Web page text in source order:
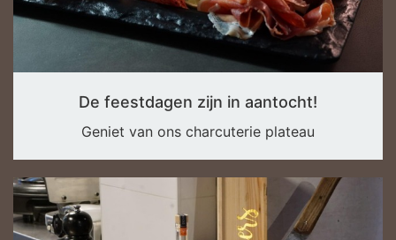
De feestdagen zijn in aantocht!
Geniet van ons charcuterie plateau